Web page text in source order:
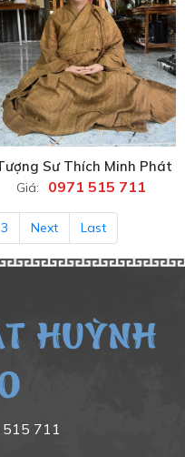
Sư Thích Minh Phát
Giá: 0971 515 711
3 Next Last
HUỲNH
711